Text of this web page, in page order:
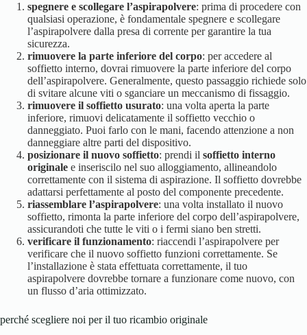
spegnere e scollegare l’aspirapolvere: prima di procedere con
qualsiasi operazione, è fondamentale spegnere e scollegare
l’aspirapolvere dalla presa di corrente per garantire la tua
sicurezza.
rimuovere la parte inferiore del corpo: per accedere al
soffietto interno, dovrai rimuovere la parte inferiore del corpo
dell’aspirapolvere. Generalmente, questo passaggio richiede solo
di svitare alcune viti o sganciare un meccanismo di fissaggio.
rimuovere il soffietto usurato: una volta aperta la parte
inferiore, rimuovi delicatamente il soffietto vecchio o
danneggiato. Puoi farlo con le mani, facendo attenzione a non
danneggiare altre parti del dispositivo.
posizionare il nuovo soffietto: prendi il soffietto interno
originale e inseriscilo nel suo alloggiamento, allineandolo
correttamente con il sistema di aspirazione. Il soffietto dovrebbe
adattarsi perfettamente al posto del componente precedente.
riassemblare l’aspirapolvere: una volta installato il nuovo
soffietto, rimonta la parte inferiore del corpo dell’aspirapolvere,
assicurandoti che tutte le viti o i fermi siano ben stretti.
verificare il funzionamento: riaccendi l’aspirapolvere per
verificare che il nuovo soffietto funzioni correttamente. Se
l’installazione è stata effettuata correttamente, il tuo
aspirapolvere dovrebbe tornare a funzionare come nuovo, con
un flusso d’aria ottimizzato.
perché scegliere noi per il tuo ricambio originale